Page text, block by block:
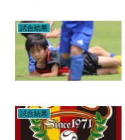
試合結果
試合結果